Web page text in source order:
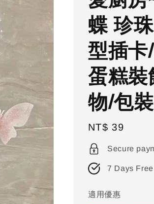
蝶 珍
型插卡
蛋糕裝
物/包裝
Regular
price
NT$ 39
Secure
7 Days
適用優惠